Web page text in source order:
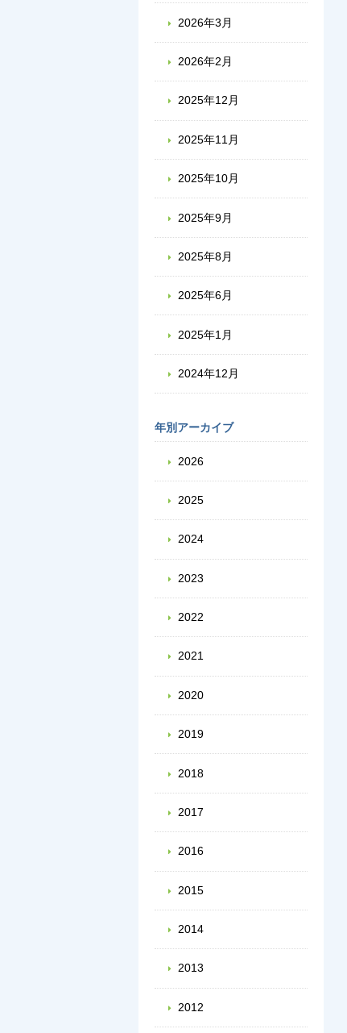
2026年3月
2026年2月
2025年12月
2025年11月
2025年10月
2025年9月
2025年8月
2025年6月
2025年1月
2024年12月
年別アーカイブ
2026
2025
2024
2023
2022
2021
2020
2019
2018
2017
2016
2015
2014
2013
2012